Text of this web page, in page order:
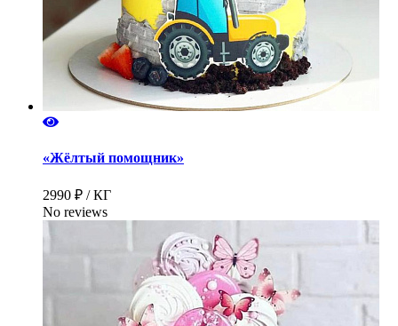
«Жёлтый помощник»
2990 ₽ / КГ
No reviews